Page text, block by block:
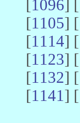
[1096] [
[1105] [
[1114] [
[1123] [
[1132] [
[1141] [